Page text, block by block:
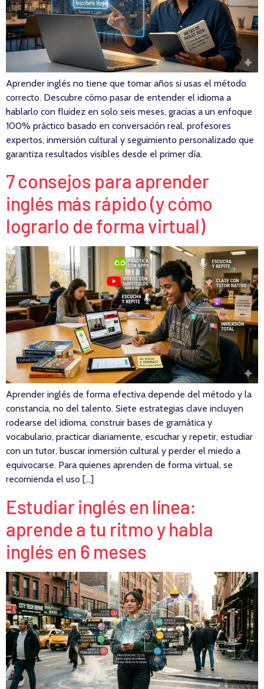
Aprender inglés no tiene que tomar años si usas el método
correcto. Descubre cómo pasar de entender el idioma a
hablarlo con fluidez en solo seis meses, gracias a un enfoque
100% práctico basado en conversación real, profesores
expertos, inmersión cultural y seguimiento personalizado que
garantiza resultados visibles desde el primer día.
7 consejos para aprender
inglés más rápido (y cómo
lograrlo de forma virtual)
Aprender inglés de forma efectiva depende del método y la
constancia, no del talento. Siete estrategias clave incluyen
rodearse del idioma, construir bases de gramática y
vocabulario, practicar diariamente, escuchar y repetir, estudiar
con un tutor, buscar inmersión cultural y perder el miedo a
equivocarse. Para quienes aprenden de forma virtual, se
recomienda el uso […]
Estudiar inglés en línea:
aprende a tu ritmo y habla
inglés en 6 meses